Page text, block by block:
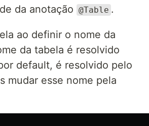
da anotação @Table .
ao definir o nome da
da tabela é resolvido
default, é resolvido pelo
mudar esse nome pela